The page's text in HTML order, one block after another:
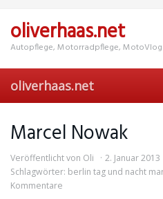
main
content
oliverhaas.net
Autopflege, Motorradpflege,
oliverhaas.net
Marcel Nowak
Veröffentlicht von Oli 2. Januar 2013
Schlagwörter: berlin tag und nacht
Kommentare